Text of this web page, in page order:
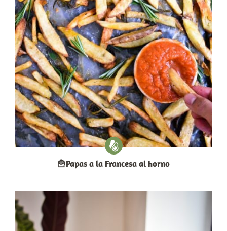
🍟Papas a la Francesa al horno